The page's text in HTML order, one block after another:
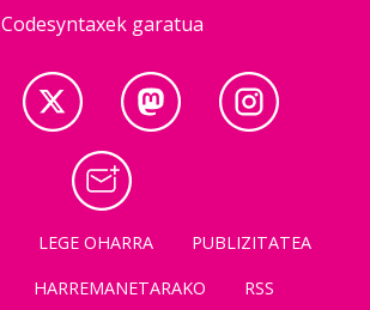
Codesyntaxek garatua
LEGE OHARRA
PUBLIZITATEA
HARREMANETARAKO RSS